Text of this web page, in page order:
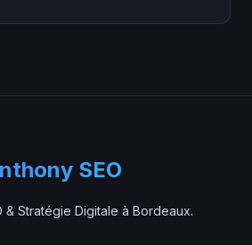
SEO
& Stratégie Digitale à Bordeaux.